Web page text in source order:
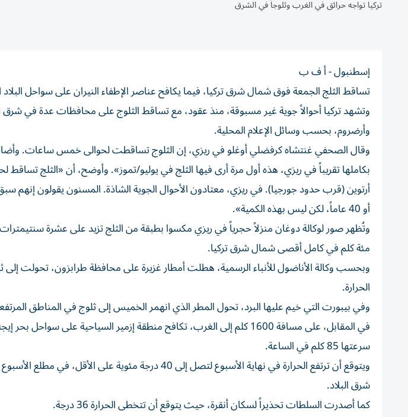
تركيا تواجه حرائق في الغرب وثلوجاً في الشرق
إسطنبول - أ ف ب
تساقط الثلج الجمعة فوق شمال شرق تركيا، فيما يكافح عناصر الإطفاء النيران على سواحل البلاد
وتشهد تركيا أحوالاً جوية غير مسبوقة، منذ عقود، مع تساقط الثلوج على محافظات عدة في شرق
وأرضروم، بحسب وسائل الإعلام المحلية.
بكاملها تقريباً في ريزي، هذه أول مرة أرى فيها الثلج في يوليو/تموز». وأوضح، أن «الثلج
أو 40 عاماً، لكن ليس بهذه الكمية».
وتُظهر صور لوكالة دوغان منزلاً حجرياً في ريزي مكسوا بطبقة من الثلج تزيد على عشرة
مئة كلم في كامل أقصى شمال شرق تركيا.
وبحسب وكالة الأناضول للأنباء الرسمية، هطلت أمطار غزيرة على محافظة طرابزون، تحولت
الحرارة.
وفي بيبورت التي خيم عليها البرد، تحول المطر الذي انهمر الخميس إلى ثلوج في المناطق
في المقابل، على مسافة 1600 كلم إلى الغرب، تكافح منطقة إزمير السياحية على
سرعتها 85 كلم في الساعة.
ويتوقع أن ترتفع الحرارة في نهاية الأسبوع لتصل إلى 40 درجة
شرق البلاد.
كما أصدرت السلطات تحذيراً لسكان أنقرة، حيث يتوقع أن تتخطى الحرارة 36 درجة.